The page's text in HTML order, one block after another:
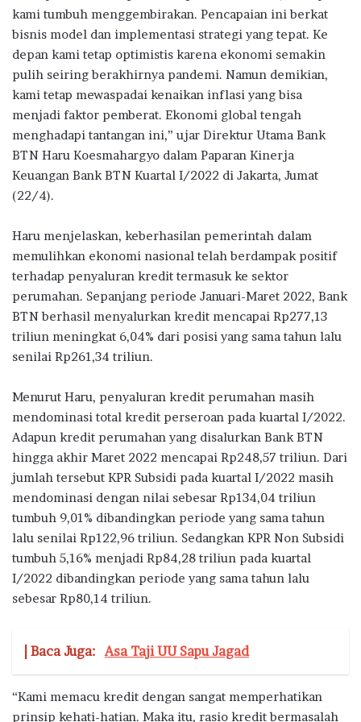
kami tumbuh menggembirakan. Pencapaian ini berkat
bisnis model dan implementasi strategi yang tepat. Ke
depan kami tetap optimistis karena ekonomi semakin
pulih seiring berakhirnya pandemi. Namun demikian,
kami tetap mewaspadai kenaikan inflasi yang bisa
menjadi faktor pemberat. Ekonomi global tengah
menghadapi tantangan ini,” ujar Direktur Utama Bank
BTN Haru Koesmahargyo dalam Paparan Kinerja
Keuangan Bank BTN Kuartal I/2022 di Jakarta, Jumat
(22/4).
Haru menjelaskan, keberhasilan pemerintah dalam
memulihkan ekonomi nasional telah berdampak positif
terhadap penyaluran kredit termasuk ke sektor
perumahan. Sepanjang periode Januari-Maret 2022, Bank
BTN berhasil menyalurkan kredit mencapai Rp277,13
triliun meningkat 6,04% dari posisi yang sama tahun lalu
senilai Rp261,34 triliun.
Menurut Haru, penyaluran kredit perumahan masih
mendominasi total kredit perseroan pada kuartal I/2022.
Adapun kredit perumahan yang disalurkan Bank BTN
hingga akhir Maret 2022 mencapai Rp248,57 triliun. Dari
jumlah tersebut KPR Subsidi pada kuartal I/2022 masih
mendominasi dengan nilai sebesar Rp134,04 triliun
tumbuh 9,01% dibandingkan periode yang sama tahun
lalu senilai Rp122,96 triliun. Sedangkan KPR Non Subsidi
tumbuh 5,16% menjadi Rp84,28 triliun pada kuartal
I/2022 dibandingkan periode yang sama tahun lalu
sebesar Rp80,14 triliun.
| Baca Juga: Asa Taji UU Sapu Jagad
“Kami memacu kredit dengan sangat memperhatikan
prinsip kehati-hatian. Maka itu, rasio kredit bermasalah